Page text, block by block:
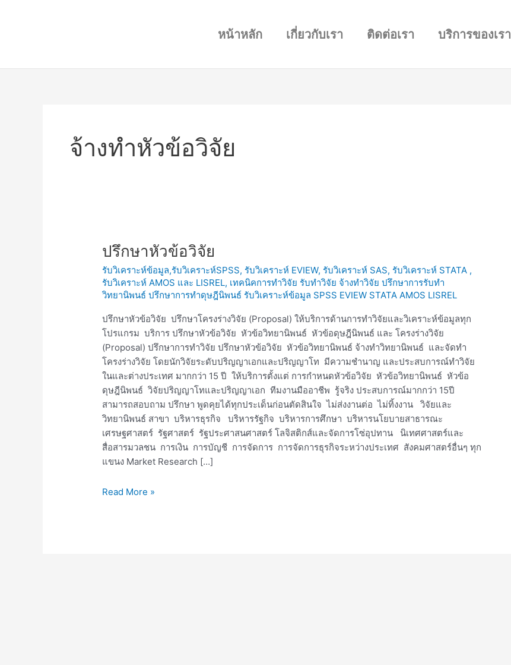
หน้าหลัก เกี่ยวกับเรา ติดต่อเรา บริการของเรา
จ้างทำหัวข้อวิจัย
ปรึกษาหัวข้อวิจัย
รับวิเคราะห์ข้อมูล,รับวิเคราะห์SPSS, รับวิเคราะห์ EVIEW, รับวิเคราะห์ SAS, รับวิเคราะห์ STATA ,
รับวิเคราะห์ AMOS และ LISREL, เทคนิคการทำวิจัย รับทำวิจัย จ้างทำวิจัย ปรึกษาการรับทำ
วิทยานิพนธ์ ปรึกษาการทำดุษฎีนิพนธ์ รับวิเคราะห์ข้อมูล SPSS EVIEW STATA AMOS LISREL
ปรึกษาหัวข้อวิจัย ปรึกษาโครงร่างวิจัย (Proposal) ให้บริการด้านการทำวิจัยและวิเคราะห์ข้อมูลทุก
โปรแกรม บริการ ปรึกษาหัวข้อวิจัย หัวข้อวิทยานิพนธ์ หัวข้อดุษฎีนิพนธ์ และ โครงร่างวิจัย
(Proposal) ปรึกษาการทำวิจัย ปรึกษาหัวข้อวิจัย หัวข้อวิทยานิพนธ์ จ้างทำวิทยานิพนธ์ และจัดทำ
โครงร่างวิจัย โดยนักวิจัยระดับปริญญาเอกและปริญญาโท มีความชำนาญ และประสบการณ์ทำวิจัย
ในและต่างประเทศ มากกว่า 15 ปี ให้บริการตั้งแต่ การกำหนดหัวข้อวิจัย หัวข้อวิทยานิพนธ์ หัวข้อ
ดุษฎีนิพนธ์ วิจัยปริญญาโทและปริญญาเอก ทีมงานมืออาชีพ รู้จริง ประสบการณ์มากกว่า 15ปี
สามารถสอบถาม ปรึกษา พูดคุยได้ทุกประเด็นก่อนตัดสินใจ ไม่ส่งงานต่อ ไม่ทิ้งงาน วิจัยและ
วิทยานิพนธ์ สาขา บริหารธุรกิจ บริหารรัฐกิจ บริหารการศึกษา บริหารนโยบายสาธารณะ
เศรษฐศาสตร์ รัฐศาสตร์ รัฐประศาสนศาสตร์ โลจิสติกส์และจัดการโซ่อุปทาน นิเทศศาสตร์และ
สื่อสารมวลชน การเงิน การบัญชี การจัดการ การจัดการธุรกิจระหว่างประเทศ สังคมศาสตร์อื่นๆ ทุก
แขนง Market Research […]
ปรึกษา
วิจัย
Read More »